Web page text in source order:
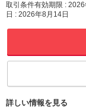
取引条件有効期限 :
日 : 2026年8月14日
詳しい情報を見る